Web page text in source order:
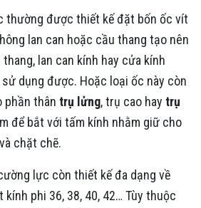
thường được thiết kế đặt bốn ốc vít
lan can hoặc cầu thang tạo nên
lan can kính hay cửa kính
dụng được. Hoặc loại ốc này còn
phần thân trụ lửng, trụ cao hay trụ
để bắt với tấm kính nhằm giữ cho
chặt chẽ.
lực còn thiết kế đa dạng về
phi 36, 38, 40, 42… Tùy thuộc